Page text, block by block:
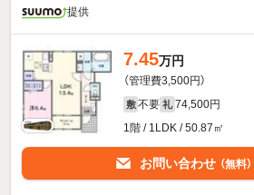
提供
7.45万円
（管理費3,500円）
敷 不要 礼 74,500円
1階 / 1LDK / 50.87㎡
お問い合わせ （無料）